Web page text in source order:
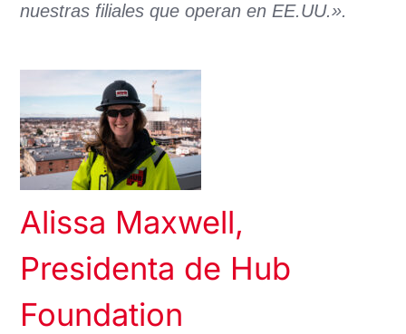
nuestras filiales que operan en EE.UU.».
Alissa Maxwell,
Presidenta de Hub
Foundation